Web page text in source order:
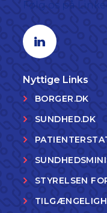
Linkedin profil
Nyttige Links
BORGER.DK
SUNDHED.DK
STYRELSEN